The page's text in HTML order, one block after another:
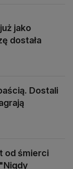
jako
dostała
Dostali
od śmierci